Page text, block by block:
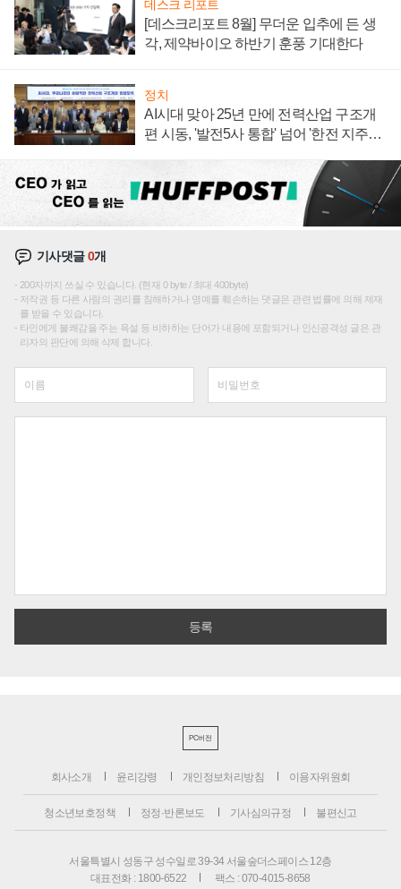
데스크 리포트
[데스크리포트 8월] 무더운 입추에 든 생
각, 제약바이오 하반기 훈풍 기대한다
정치
AI시대 맞아 25년 만에 전력산업 구조개
편 시동, '발전5사 통합' 넘어 '한전 지주사'
기사댓글0개
200자까지 쓰실 수 있습니다. (현재 0 byte / 최대 400byte)
저작권 등 다른 사람의 권리를 침해하거나 명예를 훼손하는 댓글은 관련 법률에 의해 제재
를 받을 수 있습니다.
타인에게 불쾌감을 주는 욕설 등 비하하는 단어가 내용에 포함되거나 인신공격성 글은 관
리자의 판단에 의해 삭제 합니다.
PC버전
회사소개 윤리강령 개인정보처리방침 이용자위원회
청소년보호정책 정정·반론보도 기사심의규정 불편신고
서울특별시 성동구 성수일로 39-34 서울숲더스페이스 12층
대표전화 : 1800-6522
팩스 : 070-4015-8658